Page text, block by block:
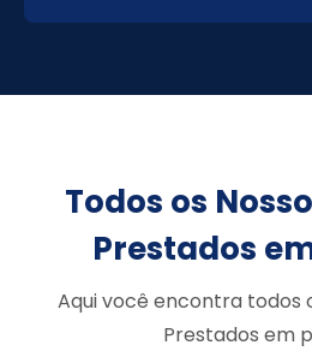
Todos os
Prestados
Aqui você encontra todos
Prestados em